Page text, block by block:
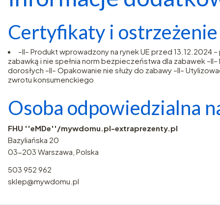
Certyfikaty i
–II– Produkt wprowadzony na rynek UE przed
zabawką i nie spełnia norm bezpieczeństwa dla zabawek
dorosłych –II– Opakowanie nie służy do zabawy –II–
zwrotu konsumenckiego
Osoba odpowiedzialna
FHU ''eMDe''/mywdomu.pl-extraprezenty.pl
Bazyliańska 20
03-203 Warszawa, Polska
503 952 962
sklep@mywdomu.pl